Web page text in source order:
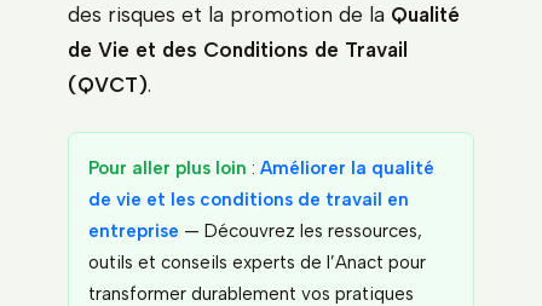
des risques et la promotion de la Qualité
de Vie et des Conditions de Travail
(QVCT).
Pour aller plus loin : Améliorer la qualité
de vie et les conditions de travail en
entreprise — Découvrez les ressources,
outils et conseils experts de l’Anact pour
transformer durablement vos pratiques